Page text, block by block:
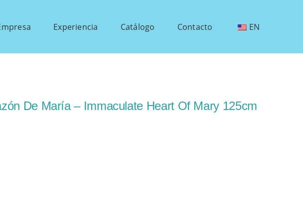
Experiencia Catálogo Contacto EN
De María – Immaculate Heart Of Mary 125cm